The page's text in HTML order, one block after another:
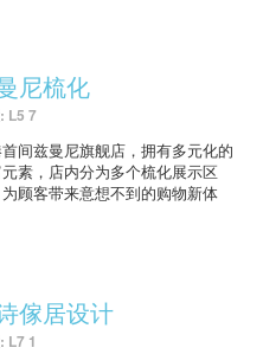
尼梳化
L5 7
间兹曼尼旗舰店，拥有多元化的
素，店内分为多个梳化展示区
顾客带来意想不到的购物新体
傢居设计
L7 1